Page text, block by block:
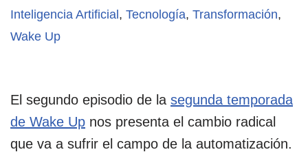
Inteligencia Artificial , Tecnología, Transformación,
Wake Up
El segundo episodio de la segunda temporada
de Wake Up nos presenta el cambio radical
que va a sufrir el campo de la automatización.